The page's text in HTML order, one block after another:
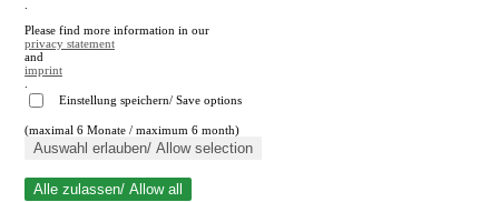
Suche schließen
Please find more information in our
privacy statement
and
imprint
Einstellung speichern/ Save options
(maximal 6 Monate / maximum 6 month)
Auswahl erlauben/ Allow selection
Alle zulassen/ Allow all